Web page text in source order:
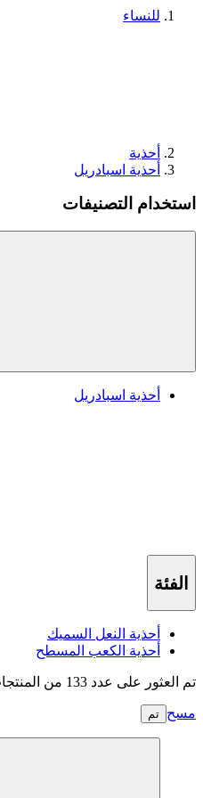
للنساء
أحذية
أحذية اسبادريل
استخدام التصنيفات
أحذية اسبادريل
الفئة
أحذية النعل السميك
أحذية الكعب المسطح
تم العثور على عدد 133 من المنتجات
مسح تم